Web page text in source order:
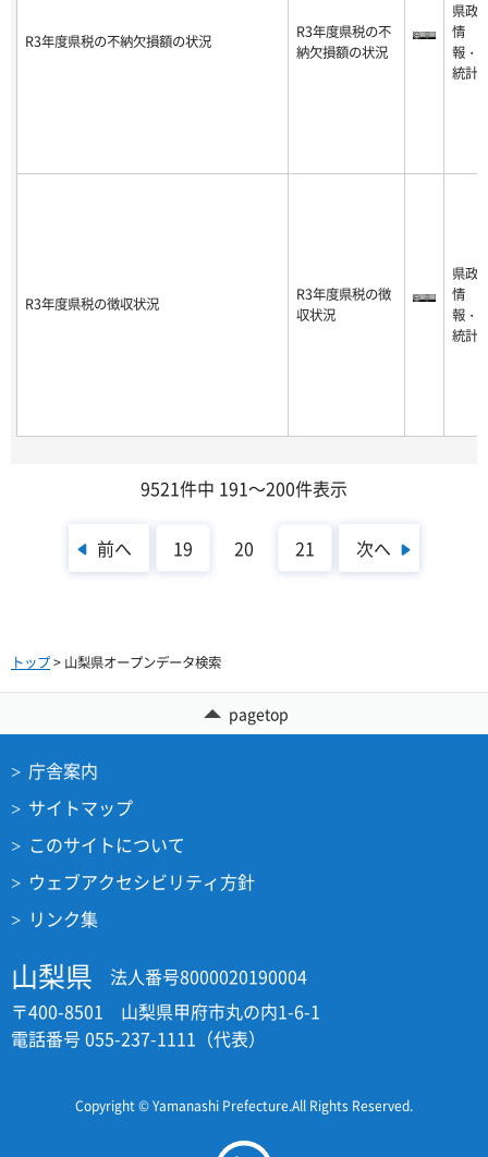
R3年度県税の不納欠損額の状況
R3年度県税の不
納欠損額の状況
県政
情
報・
統計
R3年度県税の徴収状況
R3年度県税の徴
収状況
県政
情
報・
統計
9521件中 191～200件表示
前へ 19 20 21 次へ
トップ> 山梨県オープンデータ検索
pagetop
庁舎案内
サイトマップ
このサイトについて
ウェブアクセシビリティ方針
リンク集
山梨県
法人番号8000020190004
〒400-8501 山梨県甲府市丸の内1-6-1
電話番号 055-237-1111（代表）
Copyright © Yamanashi Prefecture.All Rights Reserved.